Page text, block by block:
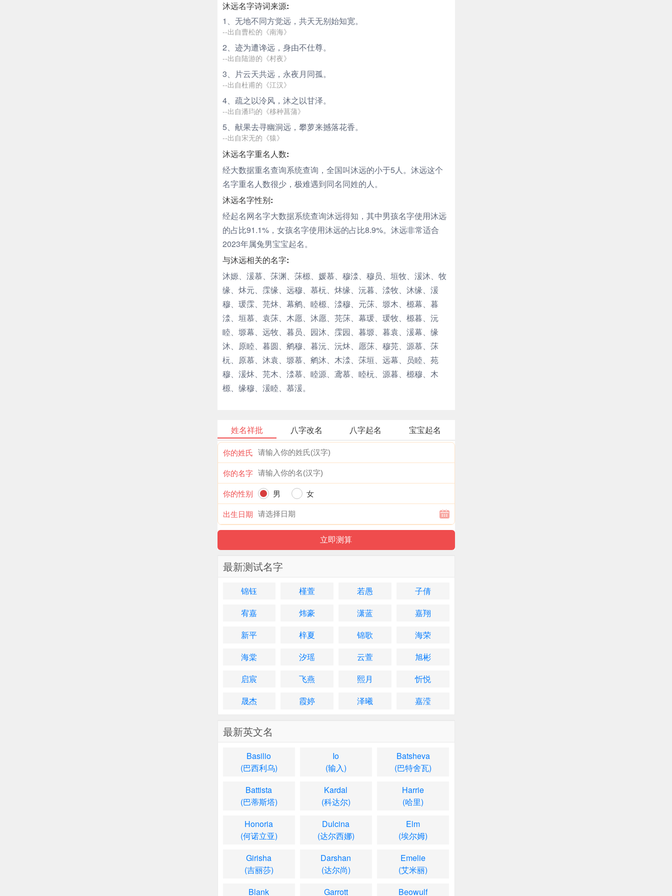
沐远名字诗词来源:
1、无地不同方觉远，共天无别始知宽。
--出自曹松的《南海》
2、迹为遭谗远，身由不仕尊。
--出自陆游的《村夜》
3、片云天共远，永夜月同孤。
--出自杜甫的《江汉》
4、疏之以泠风， 沐之以甘泽。
--出自潘玙的《移种菖蒲》
5、献果去寻幽洞远，攀萝来撼落花香。
--出自宋无的《猿》
沐远名字重名人数:
经大数据重名查询系统查询，全国叫沐远的小于5人。沐远这个
名字重名人数很少，极难遇到同名同姓的人。
沐远名字性别:
经起名网名字大数据系统查询沐远得知，其中男孩名字使用沐远
的占比91.1%，女孩名字使用沐远的占比8.9%。沐远非常适合
2023年属兔男宝宝起名。
与沐远相关的名字:
沐嫄、湲慕、莯渊、莯榞、媛慕、穆渁、穆员、垣牧、湲沐、牧
缘、炑元、霂缘、远穆、慕杬、炑缘、沅暮、渁牧、沐缘、湲
穆、瑗霂、芫炑、幕鹓、睦榞、渁穆、元莯、塬木、榞幕、暮
渁、垣慕、袁莯、木愿、沐愿、芫莯、幕瑗、瑗牧、榞暮、沅
睦、塬幕、远牧、暮员、园沐、霂园、暮塬、暮袁、湲幕、缘
沐、原睦、暮圆、鹓穆、暮沅、沅炑、愿莯、穆芫、源慕、莯
杬、原慕、沐袁、塬慕、鹓沐、木渁、莯垣、远幕、员睦、苑
穆、湲炑、芫木、渁慕、睦源、鸢慕、睦杬、源暮、榞穆、木
榞、缘穆、湲睦、慕湲。
姓名祥批 八字改名 八字起名 宝宝起名
你的姓氏
你的名字
你的性别
男
女
出生日期
最新测试名字
锦钰 槿萱 若愚
子倩
宥嘉
炜豪 潇蓝
嘉翔
新平
梓夏 锦歌
海荣
海棠
汐瑶 云萱
旭彬
启宸
飞燕 熙月
忻悦
晟杰
霞婷 泽曦 嘉滢
最新英文名
Basilio
(巴西利乌)
Io
(输入)
Batsheva
(巴特舍瓦)
Battista
(巴蒂斯塔)
Kardal
(科达尔)
Harrie
(哈里)
Honoria
(何诺立亚)
Dulcina
(达尔西娜)
Elm
(埃尔姆)
Girisha
(吉丽莎)
Darshan
(达尔尚)
Emelie
(艾米丽)
Blank
Garrott Beowulf